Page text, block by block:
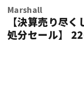
Marshall
【決算売り尽
処分セール】